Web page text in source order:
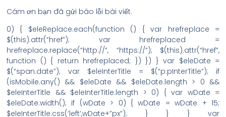
Cám ơn bạn đã gửi báo lỗi bài viết.
0) { $eleReplace.each(function () { var hrefreplace =
$(this).attr(“href”); var hrefreplaced =
hrefreplace.replace(“http://”, “https://”); $(this).attr(“href”,
function () { return hrefreplaced; }) }) } var $eleDate =
$(“span.date”); var $eleInterTitle = $(“p.pInterTitle”); if
(isMobile.any() && $eleDate && $eleDate.length > 0 &&
$eleInterTitle && $eleInterTitle.length > 0) { var wDate =
$eleDate.width(); if (wDate > 0) { wDate = wDate + 15;
$eleInterTitle.css(‘left’,wDate+”px”); } } } var